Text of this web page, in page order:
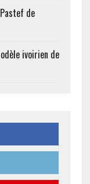
de
ivoirien de